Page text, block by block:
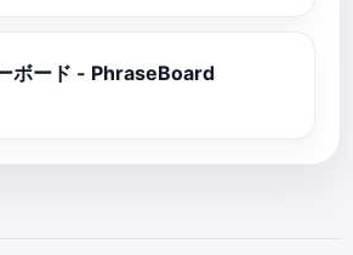
ボード - PhraseBoard